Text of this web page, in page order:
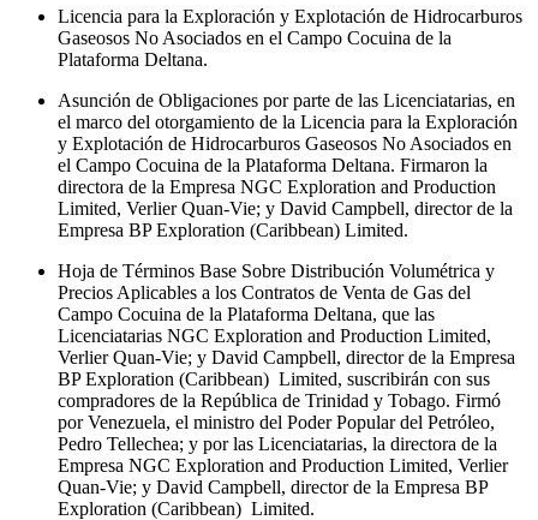
Licencia para la Exploración y Explotación de Hidrocarburos
Gaseosos No Asociados en el Campo Cocuina de la
Plataforma Deltana.
Asunción de Obligaciones por parte de las Licenciatarias, en
el marco del otorgamiento de la Licencia para la Exploración
y Explotación de Hidrocarburos Gaseosos No Asociados en
el Campo Cocuina de la Plataforma Deltana. Firmaron la
directora de la Empresa NGC Exploration and Production
Limited, Verlier Quan-Vie; y David Campbell, director de la
Empresa BP Exploration (Caribbean) Limited.
Hoja de Términos Base Sobre Distribución Volumétrica y
Precios Aplicables a los Contratos de Venta de Gas del
Campo Cocuina de la Plataforma Deltana, que las
Licenciatarias NGC Exploration and Production Limited,
Verlier Quan-Vie; y David Campbell, director de la Empresa
BP Exploration (Caribbean) Limited, suscribirán con sus
compradores de la República de Trinidad y Tobago. Firmó
por Venezuela, el ministro del Poder Popular del Petróleo,
Pedro Tellechea; y por las Licenciatarias, la directora de la
Empresa NGC Exploration and Production Limited, Verlier
Quan-Vie; y David Campbell, director de la Empresa BP
Exploration (Caribbean) Limited.